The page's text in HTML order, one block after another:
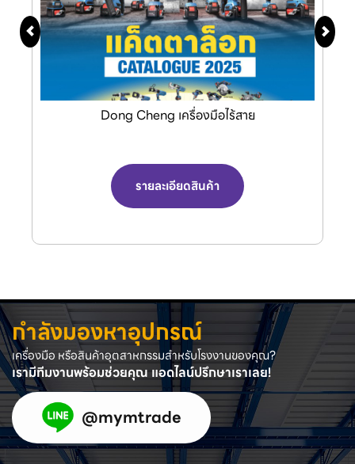
Dong Cheng เครื่องมือไร้สาย
รายละเอียดสินค้า
กำลังมองหาอุปกรณ์
เครื่องมือ หรือสินค้าอุตสาหกรรมสำหรับโรงงานของคุณ?
เรามีทีมงานพร้อมช่วยคุณ แอดไลน์ปรึกษาเราเลย!
@mymtrade